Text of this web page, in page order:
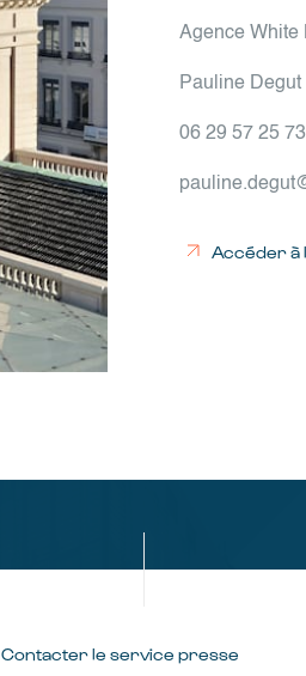
Agence White
Pauline Degut
06 29 57 25 73
Accéder à
Contacter le service presse